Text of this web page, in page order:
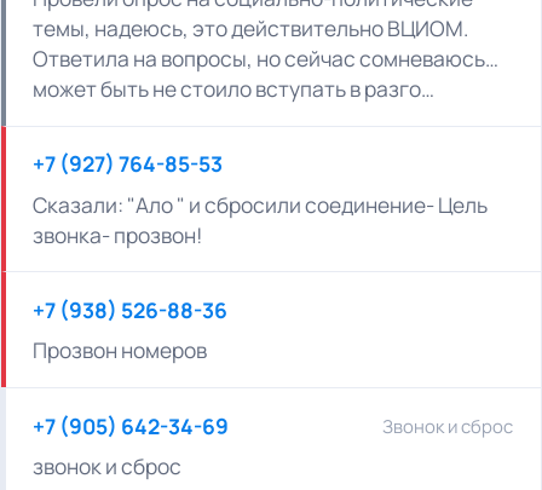
темы, надеюсь, это действительно ВЦИОМ.
Ответила на вопросы, но сейчас сомневаюсь…
может быть не стоило вступать в разго…
+7 (927) 764-85-53
Сказали: "Ало " и сбросили соединение- Цель
звонка- прозвон!
+7 (938) 526-88-36
Прозвон номеров
+7 (905) 642-34-69 Звонок и сброс
звонок и сброс